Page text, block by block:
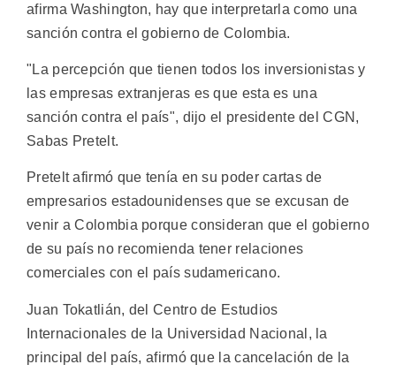
afirma Washington, hay que interpretarla como una
sanción contra el gobierno de Colombia.
"La percepción que tienen todos los inversionistas y
las empresas extranjeras es que esta es una
sanción contra el país", dijo el presidente del CGN,
Sabas Pretelt.
Pretelt afirmó que tenía en su poder cartas de
empresarios estadounidenses que se excusan de
venir a Colombia porque consideran que el gobierno
de su país no recomienda tener relaciones
comerciales con el país sudamericano.
Juan Tokatlián, del Centro de Estudios
Internacionales de la Universidad Nacional, la
principal del país, afirmó que la cancelación de la